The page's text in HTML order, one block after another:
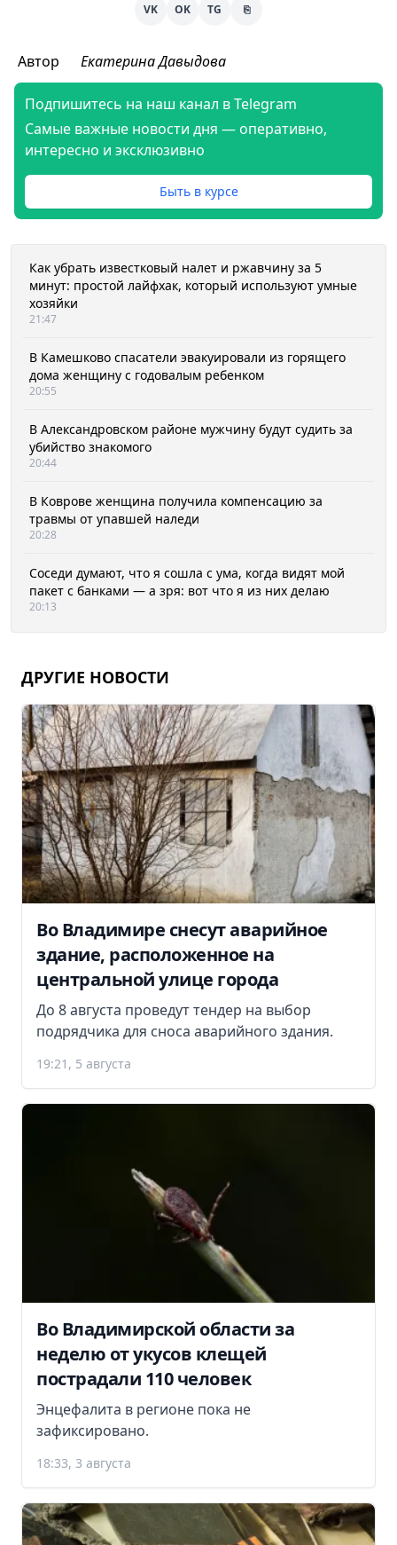
VK OK TG ⎘
Автор Екатерина Давыдова
Подпишитесь на наш канал в Telegram
Самые важные новости дня — оперативно,
интересно и эксклюзивно
Быть в курсе
Как убрать известковый налет и ржавчину за 5
минут: простой лайфхак, который используют умные
хозяйки
21:47
В Камешково спасатели эвакуировали из горящего
дома женщину с годовалым ребенком
20:55
В Александровском районе мужчину будут судить за
убийство знакомого
20:44
В Коврове женщина получила компенсацию за
травмы от упавшей наледи
20:28
Соседи думают, что я сошла с ума, когда видят мой
пакет с банками — а зря: вот что я из них делаю
20:13
ДРУГИЕ НОВОСТИ
Во Владимире снесут аварийное
здание, расположенное на
центральной улице города
До 8 августа проведут тендер на выбор
подрядчика для сноса аварийного здания.
19:21, 5 августа
Во Владимирской области за
неделю от укусов клещей
пострадали 110 человек
Энцефалита в регионе пока не
зафиксировано.
18:33, 3 августа